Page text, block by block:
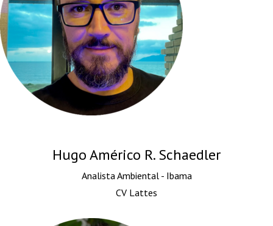
Hugo Américo R. Schaedler
Analista Ambiental - Ibama
CV Lattes